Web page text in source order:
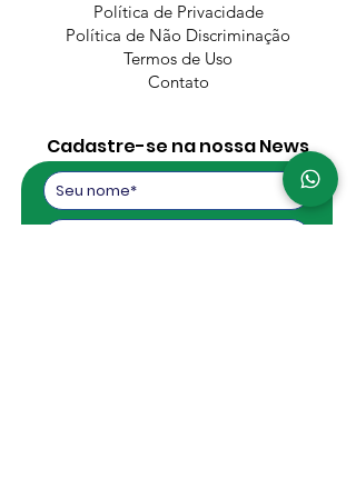
Política de Privacidade
Política de Não Discriminação
Termos de Uso
Contato
Cadastre-se na nossa News